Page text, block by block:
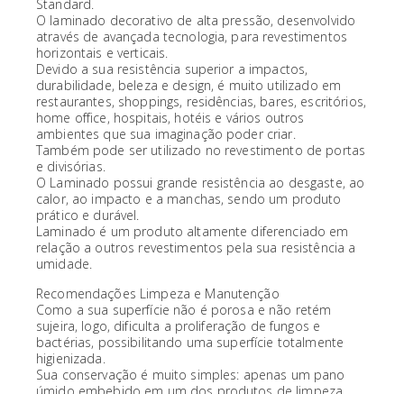
Standard.
O laminado decorativo de alta pressão, desenvolvido
através de avançada tecnologia, para revestimentos
horizontais e verticais.
Devido a sua resistência superior a impactos,
durabilidade, beleza e design, é muito utilizado em
restaurantes, shoppings, residências, bares, escritórios,
home office, hospitais, hotéis e vários outros
ambientes que sua imaginação poder criar.
Também pode ser utilizado no revestimento de portas
e divisórias.
O Laminado possui grande resistência ao desgaste, ao
calor, ao impacto e a manchas, sendo um produto
prático e durável.
Laminado é um produto altamente diferenciado em
relação a outros revestimentos pela sua resistência a
umidade.
Recomendações Limpeza e Manutenção
Como a sua superfície não é porosa e não retém
sujeira, logo, dificulta a proliferação de fungos e
bactérias, possibilitando uma superfície totalmente
higienizada.
Sua conservação é muito simples: apenas um pano